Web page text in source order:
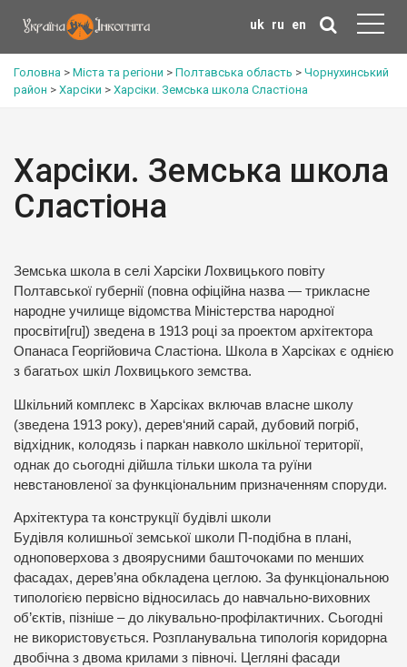
uk ru en
Головна > Міста та регіони > Полтавська область > Чорнухинський
район > Харсіки > Харсіки. Земська школа Сластіона
Харсіки. Земська школа
Сластіона
Земська школа в селі Харсіки Лохвицького повіту
Полтавської губернії (повна офіційна назва — трикласне
народне училище відомства Міністерства народної
просвіти[ru]) зведена в 1913 році за проектом архітектора
Опанаса Георгійовича Сластіона. Школа в Харсіках є однією
з багатьох шкіл Лохвицького земства.
Шкільний комплекс в Харсіках включав власне школу
(зведена 1913 року), дерев‘яний сарай, дубовий погріб,
відхідник, колодязь і паркан навколо шкільної території,
однак до сьогодні дійшла тільки школа та руїни
невстановленої за функціональним призначенням споруди.
Архітектура та конструкції будівлі школи
Будівля колишньої земської школи П-подібна в плані,
одноповерхова з двоярусними башточоками по менших
фасадах, дерев’яна обкладена цеглою. За функціональною
типологією первісно відносилась до навчально-виховних
об’єктів, пізніше – до лікувально-профілактичних. Сьогодні
не використовується. Розпланувальна типологія коридорна
двобічна з двома крилами з півночі. Цегляні фасади